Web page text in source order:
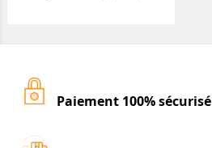
Paiement 100% sécurisé